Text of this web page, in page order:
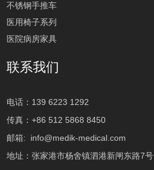
不锈钢手推车
医用椅子系列
医院病房家具
联系我们
电话：139 6223 1292
传真：+86 512 5868 8450
邮箱: info@medik-medical.com
地址：张家港市杨舍镇泗港新闸东路7号